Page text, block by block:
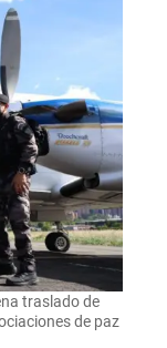
traslado de
de paz